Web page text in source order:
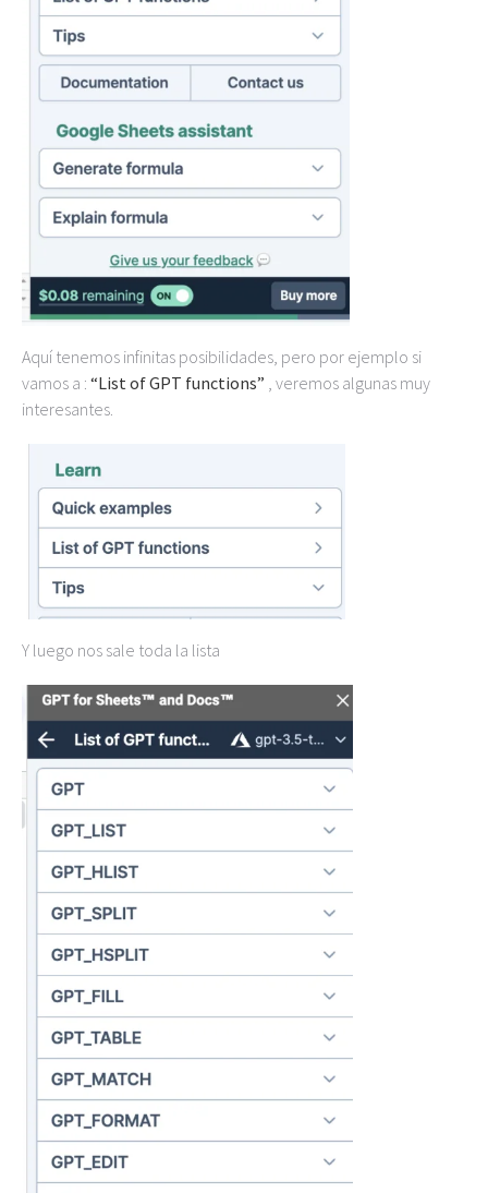
Aquí tenemos infinitas posibilidades, pero por ejemplo si
vamos a : “List of GPT functions” , veremos algunas muy
interesantes.
Y luego nos sale toda la lista